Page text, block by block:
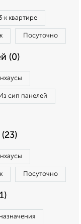
квартире
Посуточно
(0)
Из сип панелей
Посуточно